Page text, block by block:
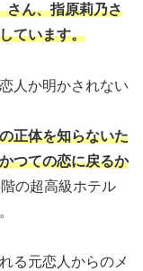
さん、指原莉乃さ
ています。
人か明かされない
正体を知らないた
つての恋に戻るか
の超高級ホテル
る元恋人からのメ